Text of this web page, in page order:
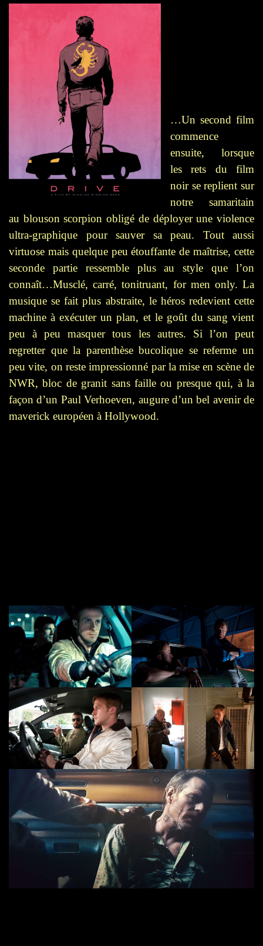
…Un second film
commence
ensuite, lorsque
les rets du film
noir se replient sur
notre samaritain
au blouson scorpion obligé de déployer une violence
ultra-graphique pour sauver sa peau. Tout aussi
virtuose mais quelque peu étouffante de maîtrise, cette
seconde partie ressemble plus au style que l’on
connaît…Musclé, carré, tonitruant, for men only. La
musique se fait plus abstraite, le héros redevient cette
machine à exécuter un plan, et le goût du sang vient
peu à peu masquer tous les autres. Si l’on peut
regretter que la parenthèse bucolique se referme un
peu vite, on reste impressionné par la mise en scène de
NWR, bloc de granit sans faille ou presque qui, à la
façon d’un Paul Verhoeven, augure d’un bel avenir de
maverick européen à Hollywood.